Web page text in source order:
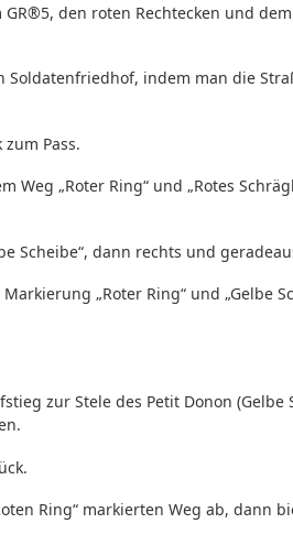
den roten Rechtecken und
Soldatenfriedhof, indem man die
Pass.
Weg „Roter Ring“ und „Rotes
Scheibe“, dann rechts und
„Roter Ring“ und „Gelbe
zur Stele des Petit Donon (Gelbe
Ring“ markierten Weg ab, dann